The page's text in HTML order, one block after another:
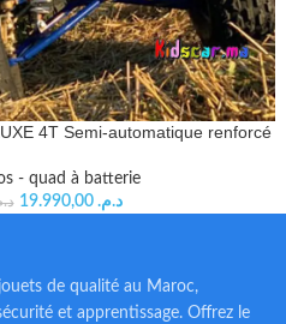
4T Semi-automatique renforcé
- quad à batterie
د.م. 19.990,00
de qualité au Maroc,
et apprentissage. Offrez le